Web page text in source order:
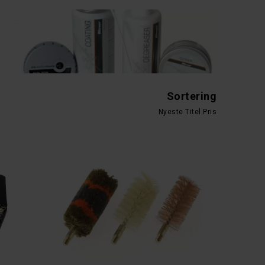
Sortering
Nyeste Titel Pris